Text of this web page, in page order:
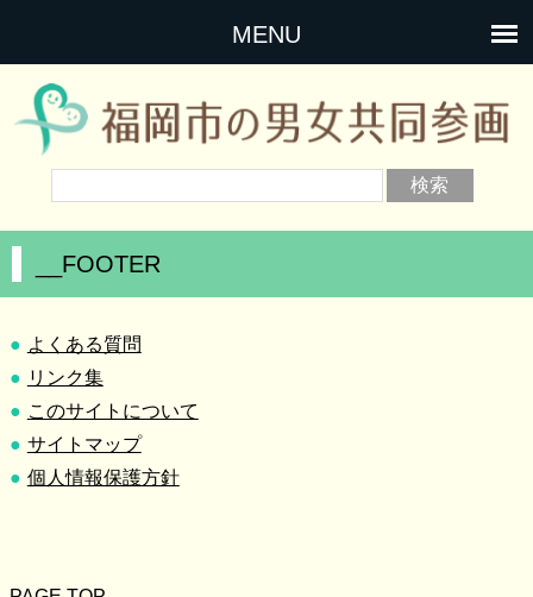
MENU
__FOOTER
よくある質問
リンク集
このサイトについて
サイトマップ
個人情報保護方針